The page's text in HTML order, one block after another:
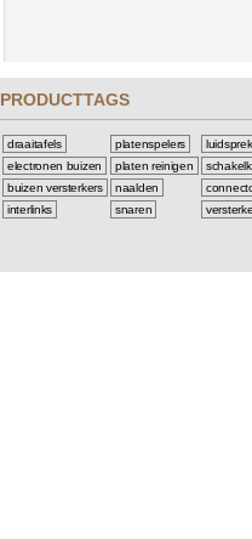
PRODUCTTAGS
draaitafels
electronen buizen
buizen versterkers
interlinks
platenspelers
platen reinigen
naalden
snaren